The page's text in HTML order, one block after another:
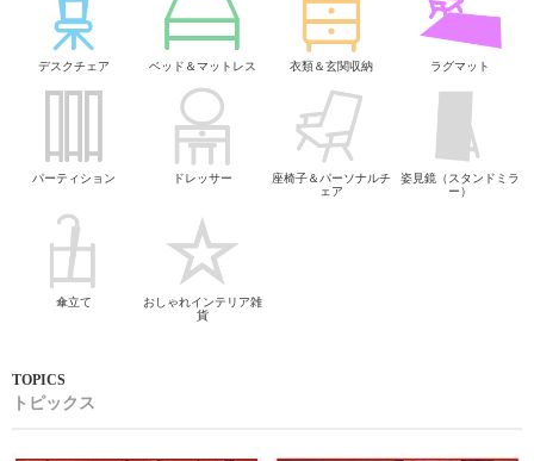
デスクチェア ベッド＆マットレス 衣類＆玄関収納 ラグマット
パーティション ドレッサー
座椅子＆パーソナルチ
ェア
姿見鏡（スタンドミラ
ー）
傘立て
おしゃれインテリア雑
貨
トピックス